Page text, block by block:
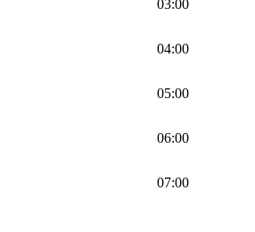
03:00
04:00
05:00
06:00
07:00